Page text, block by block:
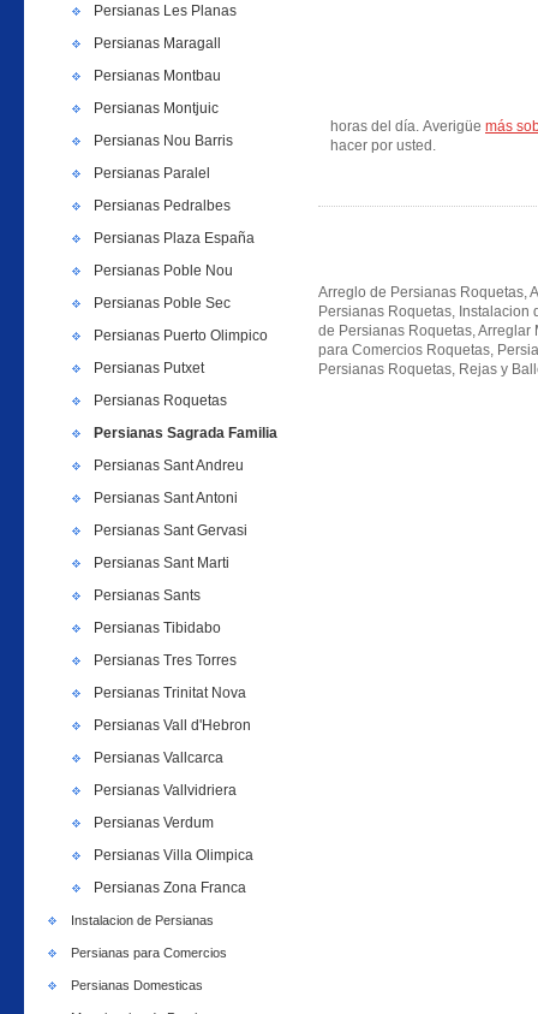
Persianas Les Planas
Persianas Maragall
Persianas Montbau
Persianas Montjuic
Persianas Nou Barris
Persianas Paralel
Persianas Pedralbes
Persianas Plaza España
Persianas Poble Nou
Persianas Poble Sec
Persianas Puerto Olimpico
Persianas Putxet
Persianas Roquetas
Persianas Sagrada Familia
Persianas Sant Andreu
Persianas Sant Antoni
Persianas Sant Gervasi
Persianas Sant Marti
Persianas Sants
Persianas Tibidabo
Persianas Tres Torres
Persianas Trinitat Nova
Persianas Vall d'Hebron
Persianas Vallcarca
Persianas Vallvidriera
Persianas Verdum
Persianas Villa Olimpica
Persianas Zona Franca
Instalacion de Persianas
Persianas para Comercios
Persianas Domesticas
horas del día. Averigüe más
hacer por usted.
Arreglo de Persianas Roquetas,
Persianas Roquetas, Instalacion
de Persianas Roquetas,
para Comercios Roquetas,
Persianas Roquetas, Rejas y